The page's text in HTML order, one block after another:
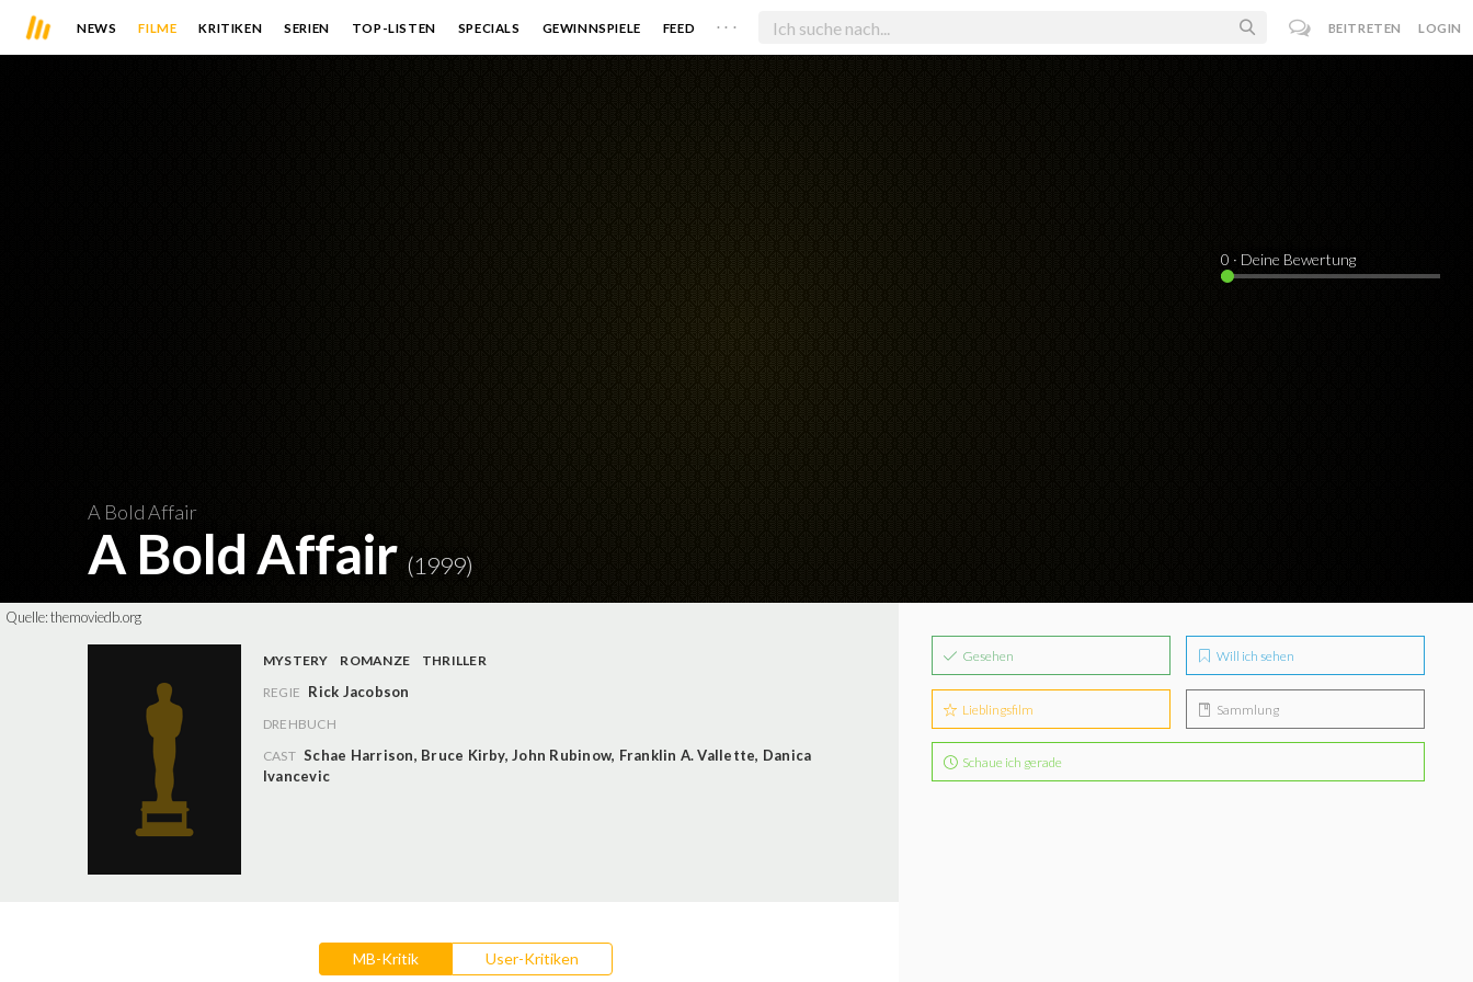
NEWS FILME KRITIKEN SERIEN TOP-LISTEN SPECIALS GEWINNSPIELE FEED . . . BEITRETEN LOGIN
A Bold Affair
A Bold Affair (1999)
0 · Deine Bewertung
Quelle:themoviedb.org
MYSTERY ROMANZE
THRILLER
REGIE Rick Jacobson
DREHBUCH
CAST Schae Harrison, Bruce Kirby,John Rubinow, Franklin A. Vallette, Danica
Ivancevic
MB-Kritik User-Kritiken
Gesehen Will ich sehen
Lieblingsfilm Sammlung
Schaue ich gerade